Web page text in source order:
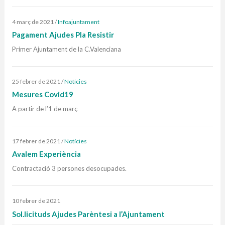
4 març de 2021/Infoajuntament
Pagament Ajudes Pla Resistir
Primer Ajuntament de la C.Valenciana
25 febrer de 2021/Notícies
Mesures Covid19
A partir de l’1 de març
17 febrer de 2021/Notícies
Avalem Experiència
Contractació 3 persones desocupades.
10 febrer de 2021
Sol.licituds Ajudes Parèntesi a l’Ajuntament